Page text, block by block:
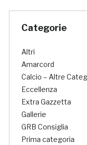
Categorie
Altri
Amarcord
Calcio – Altre
Eccellenza
Extra Gazzetta
Gallerie
GRB Consiglia
Prima categoria